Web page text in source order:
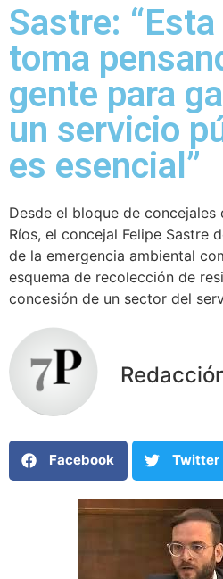
Sastre:
toma
gente para
un servicio
es esencial”
Desde el bloque de
Ríos, el concejal Felipe Sastre
de la emergencia ambiental
esquema de recolección de
concesión de un sector del
Facebook Twitter